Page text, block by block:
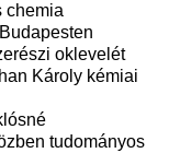
chemia
oklevelét
Károly kémiai
tudományos